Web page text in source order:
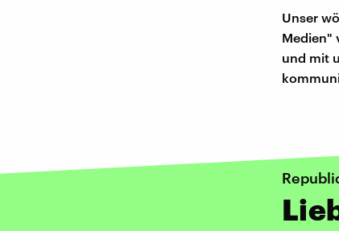
Unser
Medien"
und mit